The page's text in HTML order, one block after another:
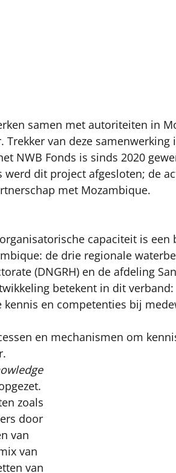
samen met autoriteiten in
van deze samenwerking
NWB Fonds is sinds 2020
werd dit project afgesloten; de
met Mozambique.
capaciteit is een
de drie regionale
(DNGRH) en de afdeling
betekent in dit verband:
en competenties bij
en mechanismen om
zoals
door
van
van
van